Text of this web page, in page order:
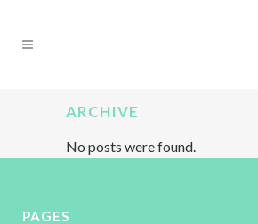
ARCHIVE
No posts were found.
PAGES